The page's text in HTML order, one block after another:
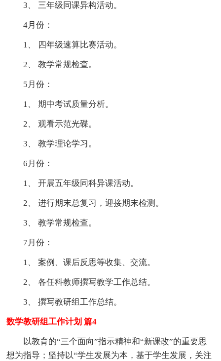
3、 三年级同课异构活动。
4月份：
1、 四年级速算比赛活动。
2、 教学常规检查。
5月份：
1、 期中考试质量分析。
2、 观看示范光碟。
3、 教学理论学习。
6月份：
1、 开展五年级同科异课活动。
2、 进行期末总复习，迎接期末检测。
3、 教学常规检查。
7月份：
1、 案例、课后反思等收集、交流。
2、 各任科教师撰写教学工作总结。
3、 撰写教研组工作总结。
数学教研组工作计划 篇4
以教育的“三个面向”指示精神和“新课改”的重要思
想为指导；坚持以“学生发展为本，基于学生发展，关注